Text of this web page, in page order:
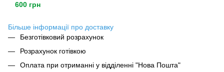
600 грн
Більше інформації про доставку
Безготівковий розрахунок
Розрахунок готівкою
Оплата при отриманні у відділенні "Нова Пошта"